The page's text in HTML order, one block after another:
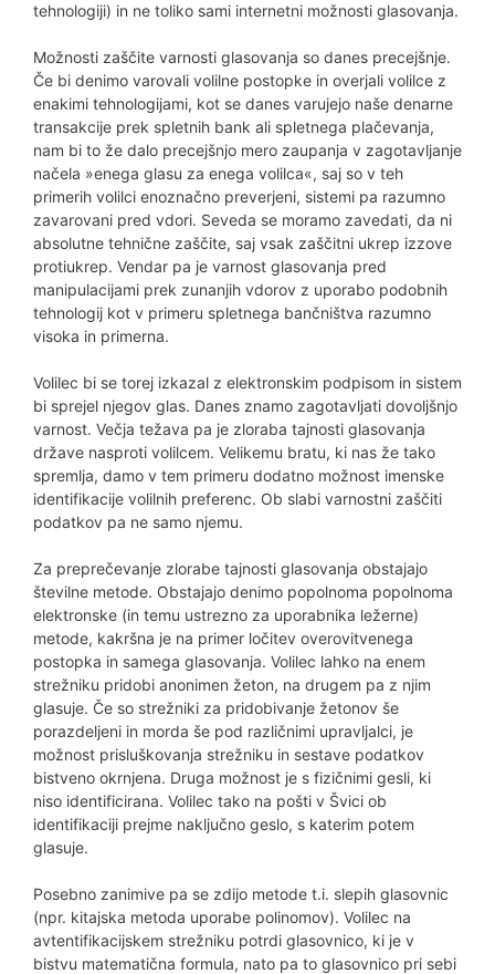
tehnologiji) in ne toliko sami internetni možnosti glasovanja.
Možnosti zaščite varnosti glasovanja so danes precejšnje.
Če bi denimo varovali volilne postopke in overjali volilce z
enakimi tehnologijami, kot se danes varujejo naše denarne
transakcije prek spletnih bank ali spletnega plačevanja,
nam bi to že dalo precejšnjo mero zaupanja v zagotavljanje
načela »enega glasu za enega volilca«, saj so v teh
primerih volilci enoznačno preverjeni, sistemi pa razumno
zavarovani pred vdori. Seveda se moramo zavedati, da ni
absolutne tehnične zaščite, saj vsak zaščitni ukrep izzove
protiukrep. Vendar pa je varnost glasovanja pred
manipulacijami prek zunanjih vdorov z uporabo podobnih
tehnologij kot v primeru spletnega bančništva razumno
visoka in primerna.
Volilec bi se torej izkazal z elektronskim podpisom in sistem
bi sprejel njegov glas. Danes znamo zagotavljati dovoljšnjo
varnost. Večja težava pa je zloraba tajnosti glasovanja
države nasproti volilcem. Velikemu bratu, ki nas že tako
spremlja, damo v tem primeru dodatno možnost imenske
identifikacije volilnih preferenc. Ob slabi varnostni zaščiti
podatkov pa ne samo njemu.
Za preprečevanje zlorabe tajnosti glasovanja obstajajo
številne metode. Obstajajo denimo popolnoma popolnoma
elektronske (in temu ustrezno za uporabnika ležerne)
metode, kakršna je na primer ločitev overovitvenega
postopka in samega glasovanja. Volilec lahko na enem
strežniku pridobi anonimen žeton, na drugem pa z njim
glasuje. Če so strežniki za pridobivanje žetonov še
porazdeljeni in morda še pod različnimi upravljalci, je
možnost prisluškovanja strežniku in sestave podatkov
bistveno okrnjena. Druga možnost je s fizičnimi gesli, ki
niso identificirana. Volilec tako na pošti v Švici ob
identifikaciji prejme naključno geslo, s katerim potem
glasuje.
Posebno zanimive pa se zdijo metode t.i. slepih glasovnic
(npr. kitajska metoda uporabe polinomov). Volilec na
avtentifikacijskem strežniku potrdi glasovnico, ki je v
bistvu matematična formula, nato pa to glasovnico pri sebi